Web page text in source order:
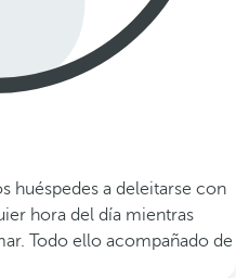
huéspedes a deleitarse con
hora del día mientras
Todo ello acompañado de